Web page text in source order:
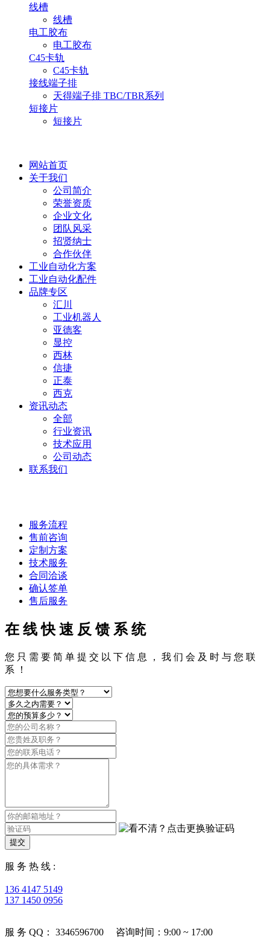
线槽
线槽
电工胶布
电工胶布
C45卡轨
C45卡轨
接线端子排
天得端子排 TBC/TBR系列
短接片
短接片
网站首页
关于我们
公司简介
荣誉资质
企业文化
团队风采
招贤纳士
合作伙伴
工业自动化方案
工业自动化配件
品牌专区
汇川
工业机器人
亚德客
显控
西林
信捷
正泰
西克
资讯动态
全部
行业资讯
技术应用
公司动态
联系我们
服务流程
售前咨询
定制方案
技术服务
合同洽谈
确认签单
售后服务
在 线 快 速 反 馈 系 统
您 只 需 要 简 单 提 交 以 下 信 息 ， 我 们 会 及 时 与 您 联
系 ！
提交
服 务 热 线 :
136 4147 5149
137 1450 0956
服 务 QQ： 3346596700 咨询时间：9:00 ~ 17:00